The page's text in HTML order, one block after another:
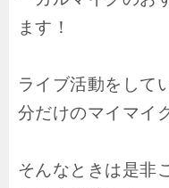
ます！
ライブ活動をして
分だけのマイマイ
そんなときは是非